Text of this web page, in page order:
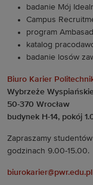
badanie Mój
Campus
program
katalog
badanie losów
Biuro Karier
Wybrzeże
50-370 Wrocław
budynek H-14, pokój
Zapraszamy
godzinach 9.00-15.00.
biurokarier@pwr.edu.pl